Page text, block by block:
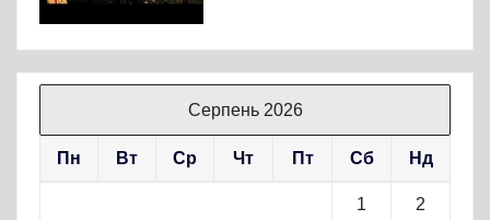
Серпень 2026
Пн Вт Ср Чт Пт Сб Нд
1 2